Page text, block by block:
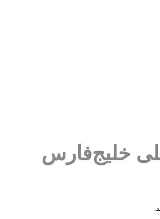
خلیج‌فارس